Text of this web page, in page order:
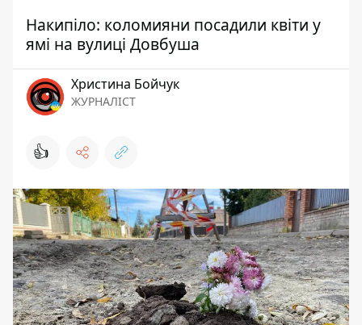
Накипіло: коломияни посадили квіти у
ямі на вулиці Довбуша
Христина Бойчук
ЖУРНАЛІСТ
👍